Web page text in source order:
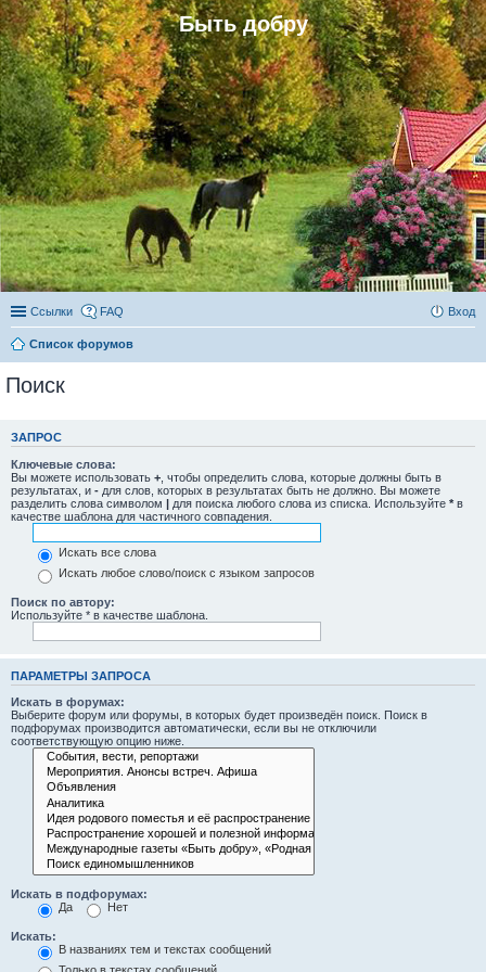
Быть добру
Ссылки FAQ Вход
Список форумов
Поиск
ЗАПРОС
Ключевые слова:
Вы можете использовать + , чтобы определить слова, которые должны быть в
результатах, и - для слов, которых в результатах быть не должно. Вы можете
разделить слова символом | для поиска любого слова из списка. Используйте * в
качестве шаблона для частичного совпадения.
Искать все слова
Искать любое слово/поиск с языком запросов
Поиск по автору:
Используйте * в качестве шаблона.
ПАРАМЕТРЫ ЗАПРОСА
Искать в форумах:
Выберите форум или форумы, в которых будет произведён поиск. Поиск в
подфорумах производится автоматически, если вы не отключили
соответствующую опцию ниже.
Искать в подфорумах:
Да
Нет
Искать:
В названиях тем и текстах сообщений